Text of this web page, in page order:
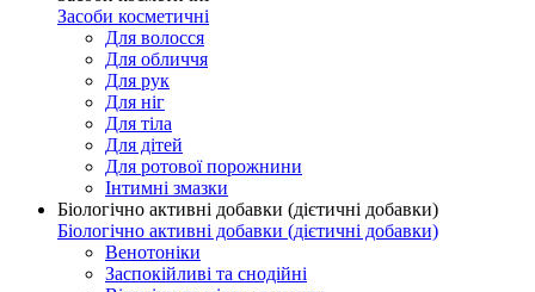
Засоби косметичні
Для волосся
Для обличчя
Для рук
Для ніг
Для тіла
Для дітей
Для ротової порожнини
Інтимні змазки
Біологічно активні добавки (дієтичні добавки)
Біологічно активні добавки (дієтичні добавки)
Венотоніки
Заспокійливі та снодійні